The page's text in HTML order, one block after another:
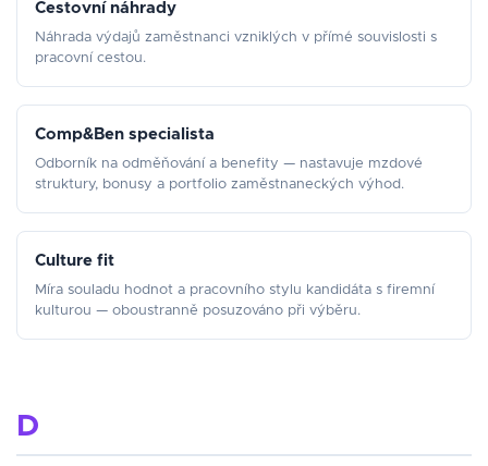
Cestovní náhrady
Náhrada výdajů zaměstnanci vzniklých v přímé souvislosti s
pracovní cestou.
Comp&Ben specialista
Odborník na odměňování a benefity — nastavuje mzdové
struktury, bonusy a portfolio zaměstnaneckých výhod.
Culture fit
Míra souladu hodnot a pracovního stylu kandidáta s firemní
kulturou — oboustranně posuzováno při výběru.
D